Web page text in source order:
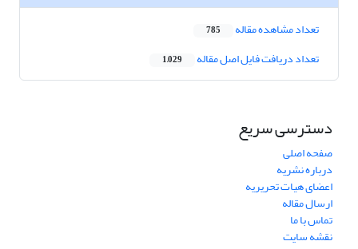
تعداد مشاهده مقاله 785
تعداد دریافت فایل اصل مقاله 1,029
دسترسی سریع
صفحه اصلی
درباره نشریه
اعضای هیات تحریریه
ارسال مقاله
تماس با ما
نقشه سایت